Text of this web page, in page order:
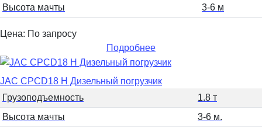
Высота мачты
3-6 м
Цена: По запросу
Подробнее
JAC CPCD18 H Дизельный погрузчик
Грузоподъемность
1.8 т
Высота мачты
3-6 м.